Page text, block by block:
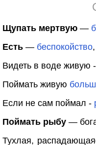
Щупать мертвую —
Есть — беспокойство,
Видеть в воде живую
Поймать живую
Если не сам поймал -
Поймать рыбу —
Тухлая,